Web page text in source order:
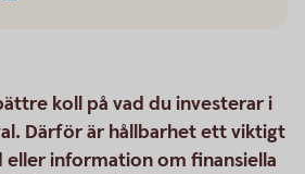
koll på vad du investerar i
Därför är hållbarhet ett viktigt
eller information om finansiella